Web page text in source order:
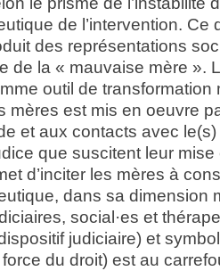
de l’intervention. Ce
des représentations
de la « mauvaise mère ».
outil de transformation
mères est mis en oeuvre
et aux contacts avec
que suscitent leur
d’inciter les mères à
dans sa dimension
social·es et
judiciaire) et
du droit) est au